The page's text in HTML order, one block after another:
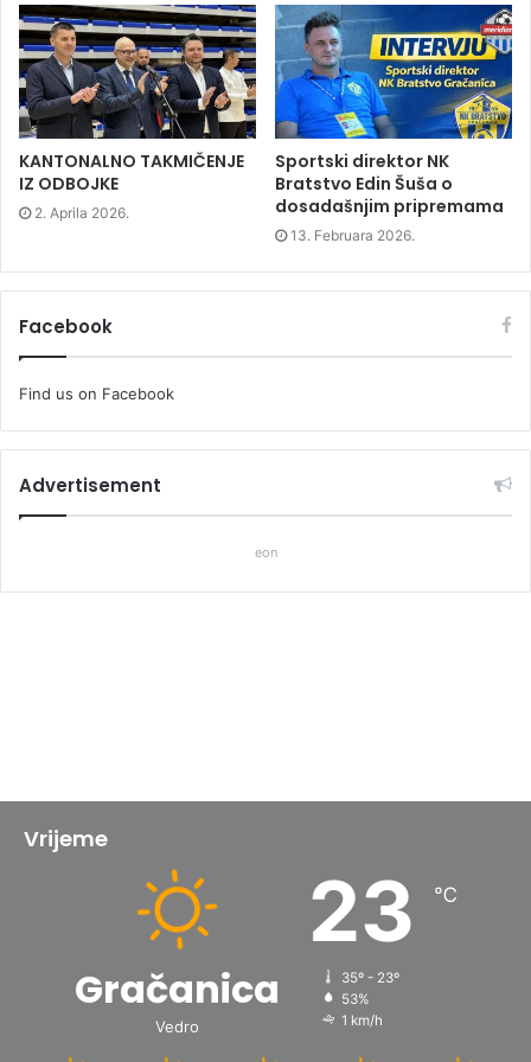
w
w
i
n
d
o
w
)
w
i
n
d
o
w
)
w
w
i
n
d
o
w
)
KANTONALNO TAKMIČENJE
IZ ODBOJKE
2. Aprila 2026.
Sportski direktor NK
Bratstvo Edin Šuša o
dosadašnjim pripremama
13. Februara 2026.
Facebook
Find us on Facebook
Advertisement
eon
Vrijeme
Gračanica
Vedro
23 ℃
35º - 23º
53%
1 km/h